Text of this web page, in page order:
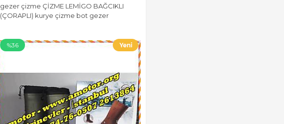
gezer çizme ÇİZME LEMİGO BAĞCIKLI
(ÇORAPLI) kurye çizme bot gezer
%36